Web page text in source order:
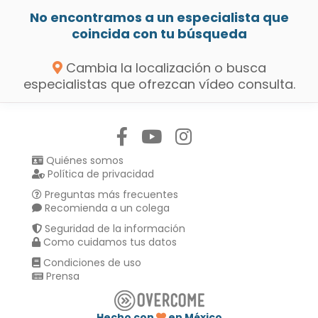
No encontramos a un especialista que
coincida con tu búsqueda
Cambia la localización o busca
especialistas que ofrezcan vídeo consulta.
Quiénes somos
Política de privacidad
Preguntas más frecuentes
Recomienda a un colega
Seguridad de la información
Como cuidamos tus datos
Condiciones de uso
Prensa